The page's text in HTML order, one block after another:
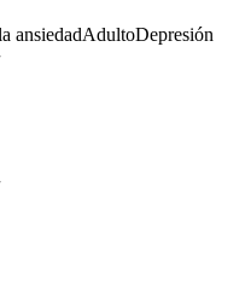
ansiedadAdultoDepresión